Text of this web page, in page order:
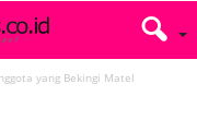
yang Bekingi Matel